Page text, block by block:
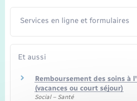
Services en ligne et formulaires
Et aussi
Remboursement des soins à
(vacances ou court séjour)
Social – Santé